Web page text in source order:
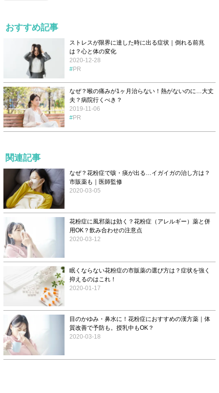
おすすめ記事
ストレスが限界に達した時に出る症状｜倒れる前兆
は？心と体の変化
2020-12-28
PR
なぜ？喉の痛みが1ヶ月治らない！熱がないのに…大丈
夫？病院行くべき？
2019-11-06
PR
関連記事
なぜ？花粉症で咳・痰が出る…イガイガの治し方は？
市販薬も｜医師監修
2020-03-05
花粉症に風邪薬は効く？花粉症（アレルギー）薬と併
用OK？飲み合わせの注意点
2020-03-12
眠くならない花粉症の市販薬の選び方は？症状を強く
抑えるのはこれ！
2020-01-17
目のかゆみ・鼻水に！花粉症におすすめの漢方薬｜体
質改善で予防も。授乳中もOK？
2020-03-18